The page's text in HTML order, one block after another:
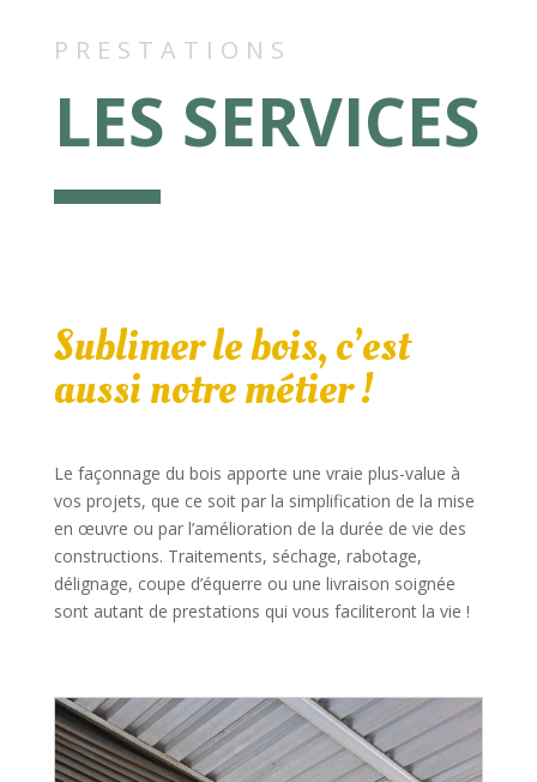
PRESTATIONS
LES SERVICES
Sublimer le bois, c’est
aussi notre métier !
Le façonnage du bois apporte une vraie plus-value à
vos projets, que ce soit par la simplification de la mise
en œuvre ou par l’amélioration de la durée de vie des
constructions. Traitements, séchage, rabotage,
délignage, coupe d’équerre ou une livraison soignée
sont autant de prestations qui vous faciliteront la vie !